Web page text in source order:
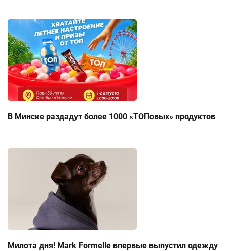
В Минске раздадут более 1000 «ТОПовых» продуктов
Милота дня! Mark Formelle впервые выпустил одежду